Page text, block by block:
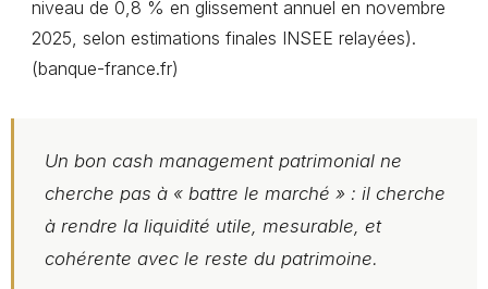
niveau de 0,8 % en glissement annuel en novembre
2025, selon estimations finales INSEE relayées).
(banque-france.fr)
Un bon cash management patrimonial ne
cherche pas à « battre le marché » : il cherche
à rendre la liquidité utile, mesurable, et
cohérente avec le reste du patrimoine.